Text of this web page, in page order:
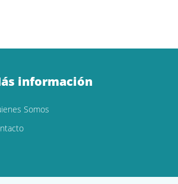
información
Somos